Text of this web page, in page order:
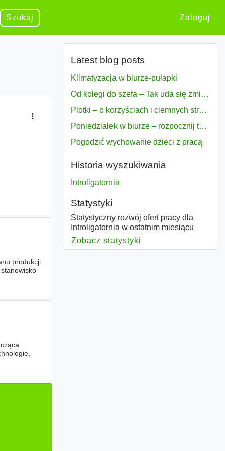
Szukaj Zaloguj
produkcji
Latest blog posts
Klimatyzacja w biurze-pułapki
Od kolegi do szefa – Tak uda się zmiana bezproblemowo
Plotki – o korzyściach i ciemnych stronach
Poniedziałek w biurze – rozpocznij tydzień w pełni zmotywowany
Pogodzić wychowanie dzieci z pracą
Historia wyszukiwania
Introligatornia
Statystyki
Statystyczny rozwój ofert pracy dla
Introligatornia w ostatnim miesiącu
Zobacz statystyki